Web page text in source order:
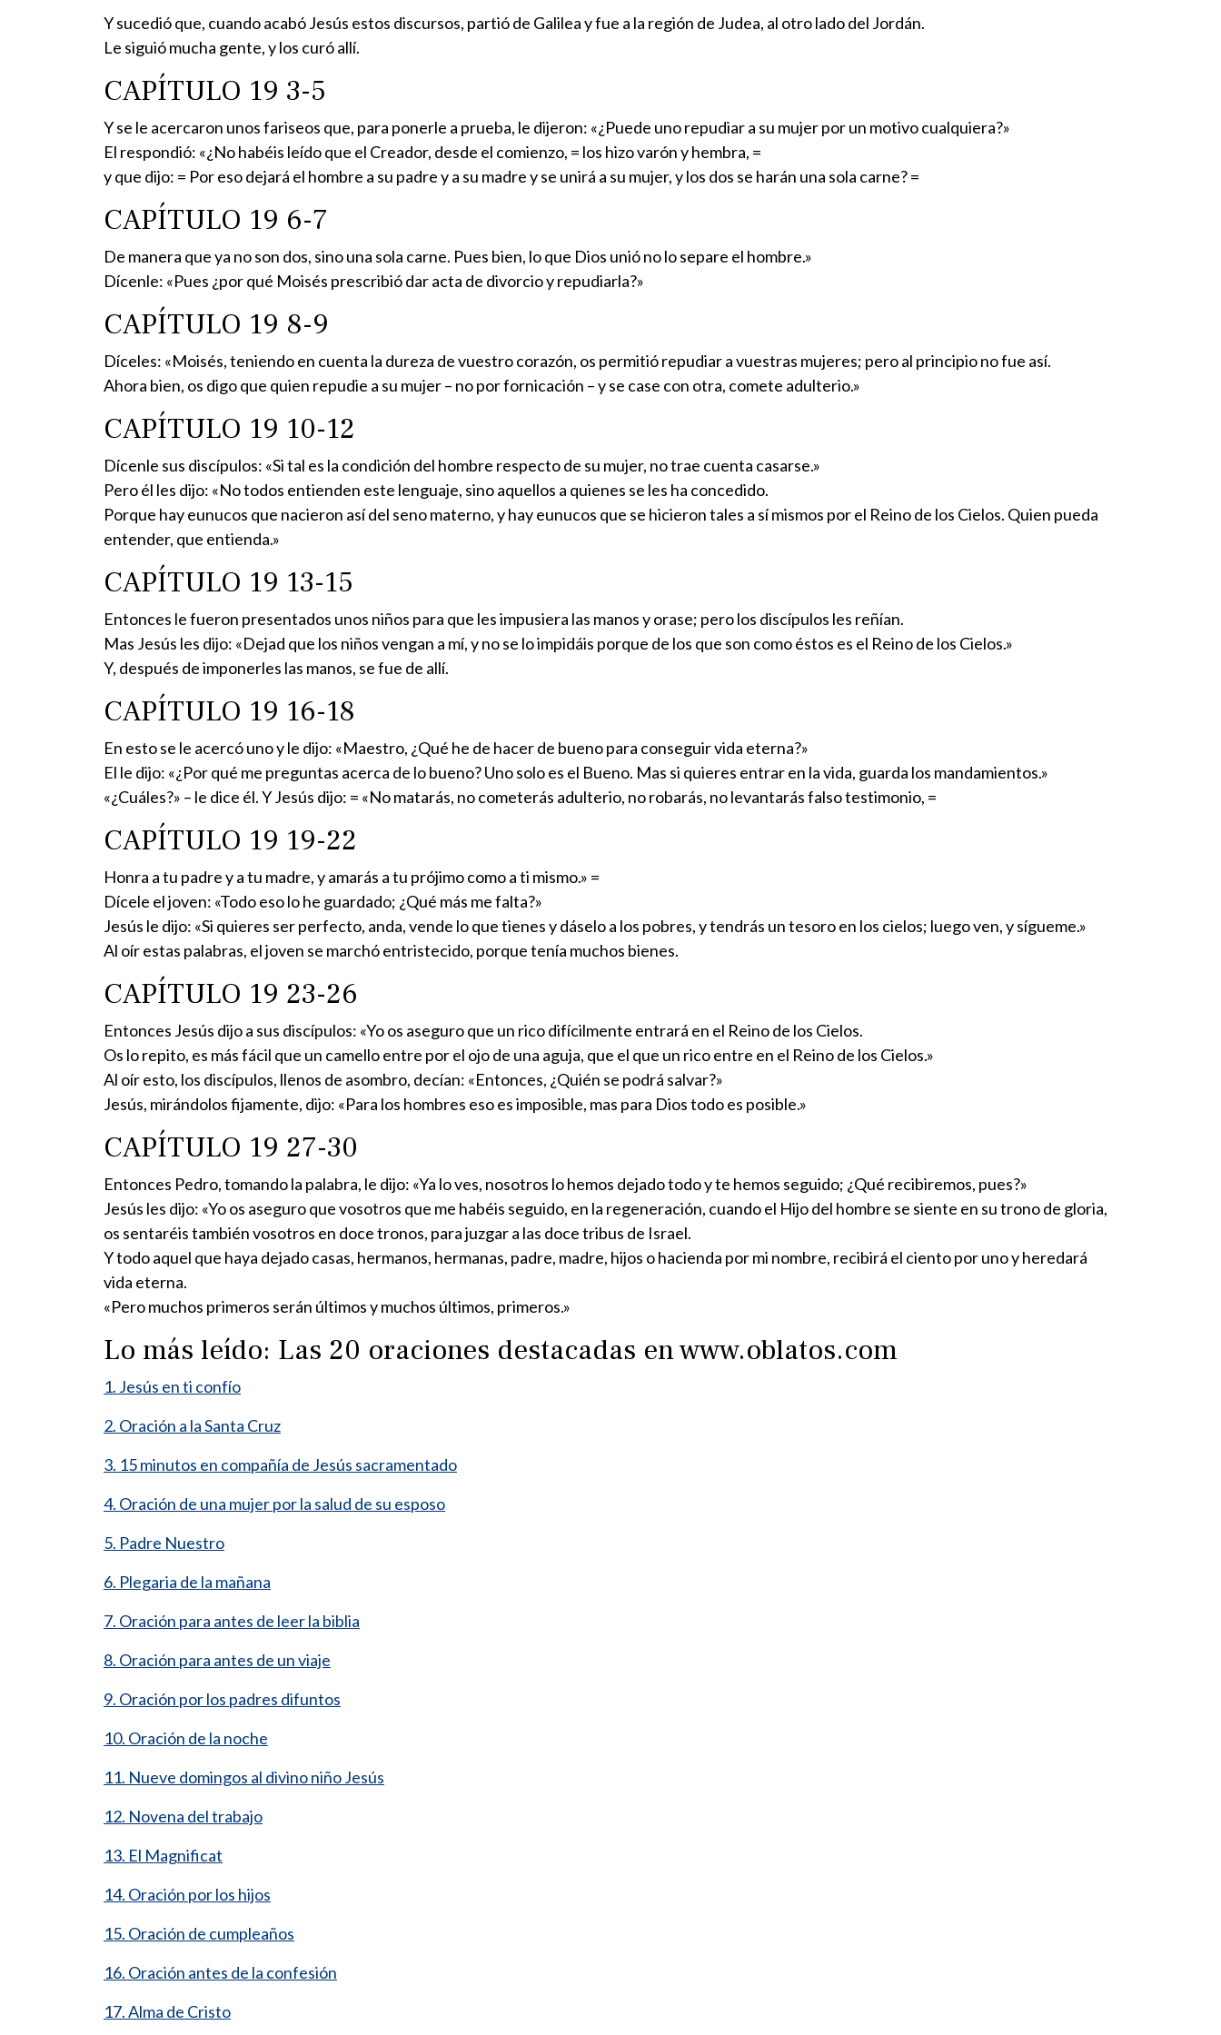
Y sucedió que, cuando acabó Jesús estos discursos, partió de Galilea y fue a la región de Judea, al otro lado del Jordán.
Le siguió mucha gente, y los curó allí.
CAPÍTULO 19 3-5
Y se le acercaron unos fariseos que, para ponerle a prueba, le dijeron: «¿Puede uno repudiar a su mujer por un motivo cualquiera?»
El respondió: «¿No habéis leído que el Creador, desde el comienzo, = los hizo varón y hembra, =
y que dijo: = Por eso dejará el hombre a su padre y a su madre y se unirá a su mujer, y los dos se harán una sola carne? =
CAPÍTULO 19 6-7
De manera que ya no son dos, sino una sola carne. Pues bien, lo que Dios unió no lo separe el hombre.»
Dícenle: «Pues ¿por qué Moisés prescribió dar acta de divorcio y repudiarla?»
CAPÍTULO 19 8-9
Díceles: «Moisés, teniendo en cuenta la dureza de vuestro corazón, os permitió repudiar a vuestras mujeres; pero al principio no fue así.
Ahora bien, os digo que quien repudie a su mujer – no por fornicación – y se case con otra, comete adulterio.»
CAPÍTULO 19 10-12
Dícenle sus discípulos: «Si tal es la condición del hombre respecto de su mujer, no trae cuenta casarse.»
Pero él les dijo: «No todos entienden este lenguaje, sino aquellos a quienes se les ha concedido.
Porque hay eunucos que nacieron así del seno materno, y hay eunucos que se hicieron tales a sí mismos por el Reino de los Cielos. Quien pueda
entender, que entienda.»
CAPÍTULO 19 13-15
Entonces le fueron presentados unos niños para que les impusiera las manos y orase; pero los discípulos les reñían.
Mas Jesús les dijo: «Dejad que los niños vengan a mí, y no se lo impidáis porque de los que son como éstos es el Reino de los Cielos.»
Y, después de imponerles las manos, se fue de allí.
CAPÍTULO 19 16-18
En esto se le acercó uno y le dijo: «Maestro, ¿Qué he de hacer de bueno para conseguir vida eterna?»
El le dijo: «¿Por qué me preguntas acerca de lo bueno? Uno solo es el Bueno. Mas si quieres entrar en la vida, guarda los mandamientos.»
«¿Cuáles?» – le dice él. Y Jesús dijo: = «No matarás, no cometerás adulterio, no robarás, no levantarás falso testimonio, =
CAPÍTULO 19 19-22
Honra a tu padre y a tu madre, y amarás a tu prójimo como a ti mismo.» =
Dícele el joven: «Todo eso lo he guardado; ¿Qué más me falta?»
Jesús le dijo: «Si quieres ser perfecto, anda, vende lo que tienes y dáselo a los pobres, y tendrás un tesoro en los cielos; luego ven, y sígueme.»
Al oír estas palabras, el joven se marchó entristecido, porque tenía muchos bienes.
CAPÍTULO 19 23-26
Entonces Jesús dijo a sus discípulos: «Yo os aseguro que un rico difícilmente entrará en el Reino de los Cielos.
Os lo repito, es más fácil que un camello entre por el ojo de una aguja, que el que un rico entre en el Reino de los Cielos.»
Al oír esto, los discípulos, llenos de asombro, decían: «Entonces, ¿Quién se podrá salvar?»
Jesús, mirándolos fijamente, dijo: «Para los hombres eso es imposible, mas para Dios todo es posible.»
CAPÍTULO 19 27-30
Entonces Pedro, tomando la palabra, le dijo: «Ya lo ves, nosotros lo hemos dejado todo y te hemos seguido; ¿Qué recibiremos, pues?»
Jesús les dijo: «Yo os aseguro que vosotros que me habéis seguido, en la regeneración, cuando el Hijo del hombre se siente en su trono de gloria,
os sentaréis también vosotros en doce tronos, para juzgar a las doce tribus de Israel.
Y todo aquel que haya dejado casas, hermanos, hermanas, padre, madre, hijos o hacienda por mi nombre, recibirá el ciento por uno y heredará
vida eterna.
«Pero muchos primeros serán últimos y muchos últimos, primeros.»
Lo más leído: Las 20 oraciones destacadas en www.oblatos.com
1. Jesús en ti confío
2. Oración a la Santa Cruz
3. 15 minutos en compañía de Jesús sacramentado
4. Oración de una mujer por la salud de su esposo
5. Padre Nuestro
6. Plegaria de la mañana
7. Oración para antes de leer la biblia
8. Oración para antes de un viaje
9. Oración por los padres difuntos
10. Oración de la noche
11. Nueve domingos al divino niño Jesús
12. Novena del trabajo
13. El Magnificat
14. Oración por los hijos
15. Oración de cumpleaños
16. Oración antes de la confesión
17. Alma de Cristo